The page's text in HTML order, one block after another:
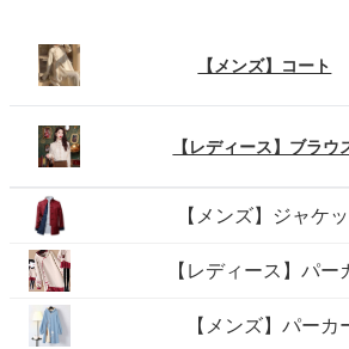
【メンズ】コート
【レディース】ブラウ
【メンズ】ジャケ
【レディース】パー
【メンズ】パーカ